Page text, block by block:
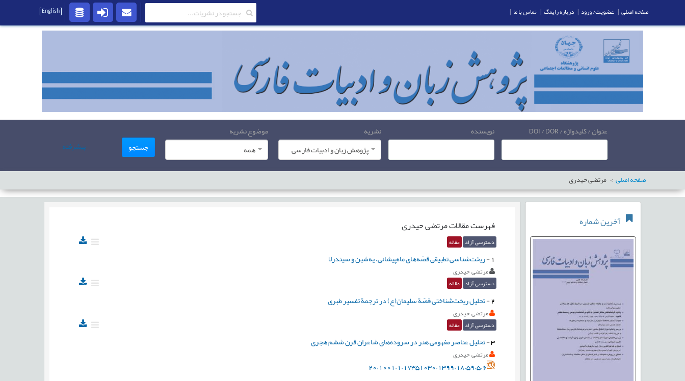
عنوان / کلیدواژه / DOI / DOR نویسنده
نشریه
پژوهش زبان و ادبیات فارسی
موضوع نشریه
همه
جستجو پیشرفته
صفحه اصلی مرتضی حیدری
آخرین شماره فهرست مقالاتمرتضی حیدری
دسترسی آزاد مقاله
1
-ریخت‌شناسی تطبیقی قصّه‌های ماه‌پیشانی، یه‌شین و سیندرلا
مرتضی حیدری
دسترسی آزاد مقاله
2
-تحلیل ریخت‌شناختی قصّة سلیمان(ع) در ترجمة تفسیر طبری
مرتضی حیدری
دسترسی آزاد مقاله
3
-تحلیل عناصر مفهومی هنر در سروده‌های شاعران قرن ششم هجری
مرتضی حیدری
20.1001.1.17351030.1399.18.59.5.6
صفحه اصلی | عضویت/ ورود | درباره رایمگ | تماس با ما |
[English]